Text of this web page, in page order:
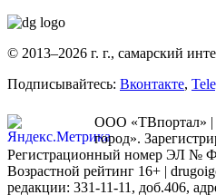
© 2013–2026 г. г., самарский
Подписывайтесь: Вконтакте,
ООО «ТВпортал» |
город».
Регистрационный номер ЭЛ №
Возрастной рейтинг 16+ |
редакции: 331-11-11, доб.406,